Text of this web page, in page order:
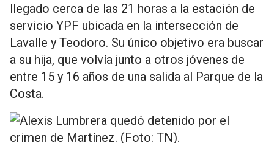
llegado cerca de las 21 horas a la estación de
servicio YPF ubicada en la intersección de
Lavalle y Teodoro. Su único objetivo era buscar
a su hija, que volvía junto a otros jóvenes de
entre 15 y 16 años de una salida al Parque de la
Costa.